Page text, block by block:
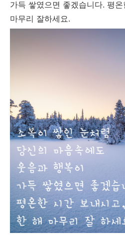
가득 쌓였으면 좋겠습니다. 평
마무리 잘하세요.